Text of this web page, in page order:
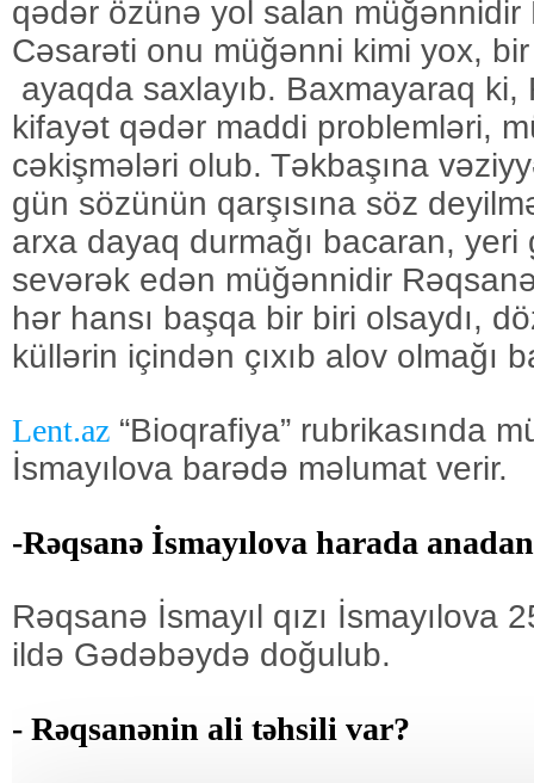
qədər özünə yol salan müğənnidir
Cəsarəti onu müğənni kimi yox,
ayaqda saxlayıb. Baxmayaraq ki,
kifayət qədər maddi problemləri,
cəkişmələri olub. Təkbaşına
gün sözünün qarşısına söz
arxa dayaq durmağı bacaran,
sevərək edən müğənnidir
hər hansı başqa bir biri olsaydı,
küllərin içindən çıxıb alov olmağı
Lent.az “Bioqrafiya” rubrikasında
İsmayılova barədə məlumat verir.
-Rəqsanə İsmayılova harada
Rəqsanə İsmayıl qızı İsmayılova
ildə Gədəbəydə doğulub.
- Rəqsanənin ali təhsili var?